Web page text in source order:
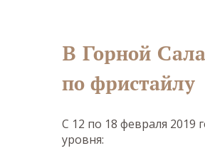
В Горной
по фристайлу
С 12 по 18 февраля 2019
уровня: